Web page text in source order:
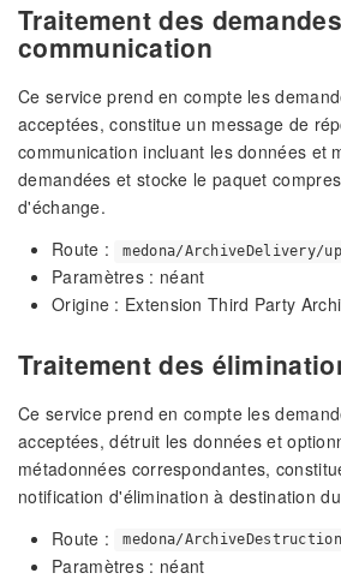
Traitement des
communication
Ce service prend en compte les
acceptées, constitue un message de
communication incluant les données et
demandées et stocke le paquet
d'échange.
Route :
medona/ArchiveDelivery/
Paramètres : néant
Origine : Extension Third Party
Traitement des
Ce service prend en compte les
acceptées, détruit les données et
métadonnées correspondantes,
notification d'élimination à destination
Route :
medona/
Paramètres : néant